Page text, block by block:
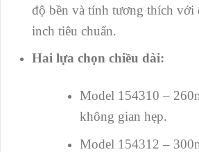
độ bền và tính tương thích với
inch tiêu chuẩn.
Hai lựa chọn chiều dài:
Model 154310 –
không gian hẹp.
Model 154312 –